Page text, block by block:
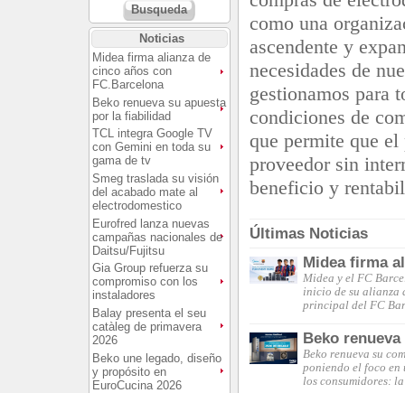
Busqueda
Noticias
Midea firma alianza de
cinco años con
FC.Barcelona
Beko renueva su apuesta
por la fiabilidad
TCL integra Google TV
con Gemini en toda su
gama de tv
Smeg traslada su visión
del acabado mate al
electrodomestico
Eurofred lanza nuevas
campañas nacionales de
Daitsu/Fujitsu
Gia Group refuerza su
compromiso con los
instaladores
Balay presenta el seu
catàleg de primavera
2026
Beko une legado, diseño
y propósito en
EuroCucina 2026
como una
ascendente y
necesidades de
gestionamos para
condiciones de
que permite que
proveedor sin
beneficio y
Últimas Noticias
Midea firma
Midea y el FC
inicio de su alianza
principal del FC
Beko
Beko renueva su
poniendo el foco en
los consumidores: